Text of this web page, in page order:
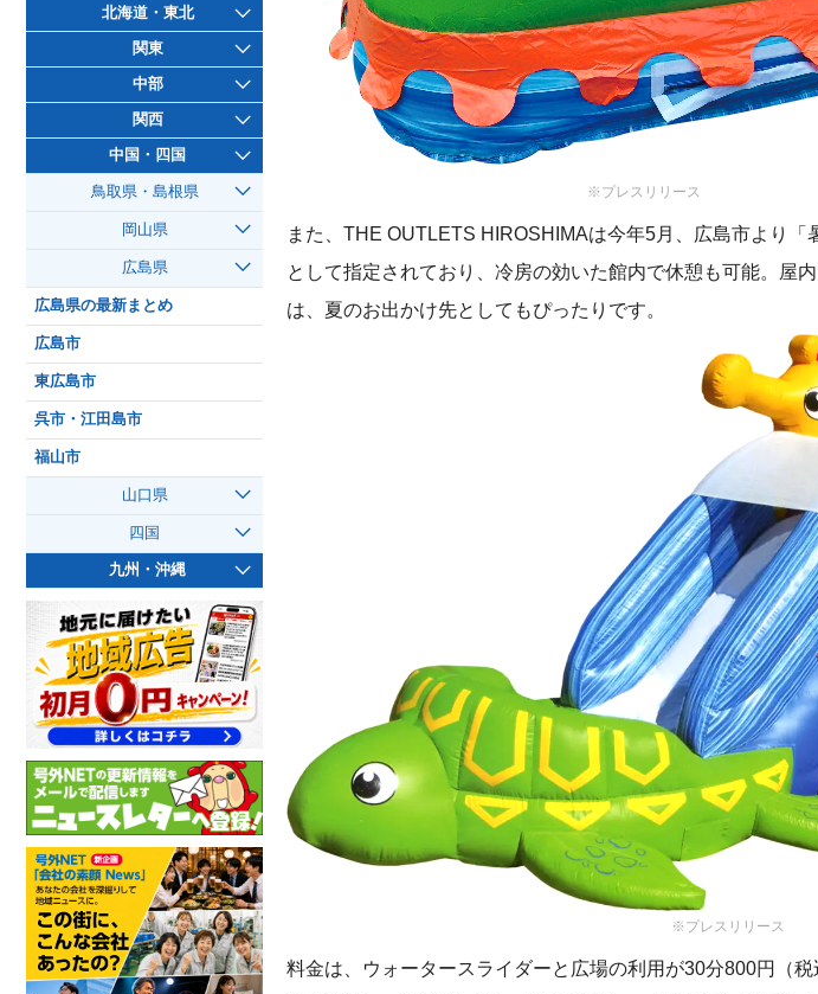
※プレスリリース
また、THE OUTLETS HIROSHIMAは今年5月、広島市より「
として指定されており、冷房の効いた館内で休憩も可能。屋
は、夏のお出かけ先としてもぴったりです。
※プレスリリース
料金は、ウォータースライダーと広場の利用が30分800円（
北海道・東北
関東
中部
関西
中国・四国
鳥取県・島根県
岡山県
広島県
広島県の最新まとめ
広島市
東広島市
呉市・江田島市
福山市
山口県
四国
九州・沖縄